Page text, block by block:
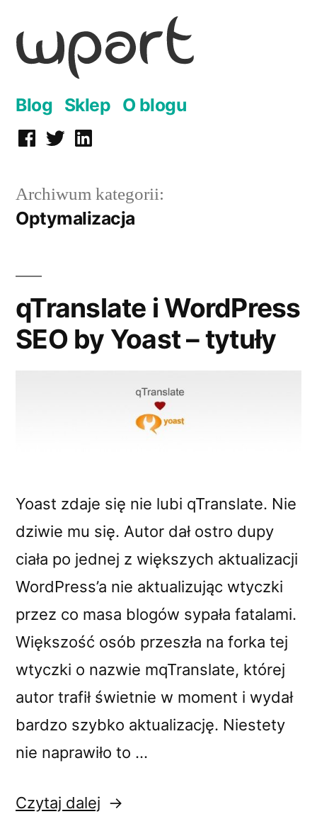
do
treści
Blog Sklep O blogu
Facebook
TwitterLinkedIn
Archiwum kategorii:
Optymalizacja
qTranslate i WordPress
SEO by Yoast – tytuły
Yoast zdaje się nie lubi qTranslate. Nie
dziwie mu się. Autor dał ostro dupy
ciała po jednej z większych aktualizacji
WordPress’a nie aktualizując wtyczki
przez co masa blogów sypała fatalami.
Większość osób przeszła na forka tej
wtyczki o nazwie mqTranslate, której
autor trafił świetnie w moment i wydał
bardzo szybko aktualizację. Niestety
nie naprawiło to …
Czytaj dalej „qTranslate